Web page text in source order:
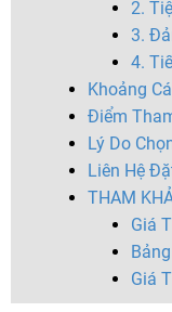
2.
3.
4.
Khoảng
Điểm
Lý Do
Liên Hệ
THAM
Giá
Giá